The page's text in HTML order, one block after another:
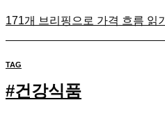
171개 브리핑으로 가격 흐름 읽기
TAG
#건강식품